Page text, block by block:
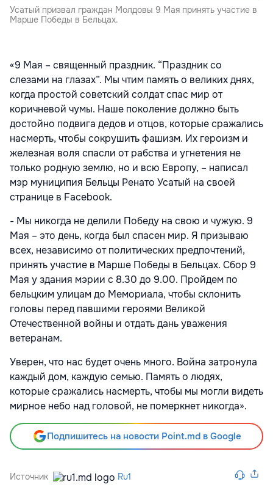
Усатый призвал граждан Молдовы 9 Мая принять участие в
Марше Победы в Бельцах.
«9 Мая – священный праздник. “Праздник со
слезами на глазах”. Мы чтим память о великих днях,
когда простой советский солдат спас мир от
коричневой чумы. Наше поколение должно быть
достойно подвига дедов и отцов, которые сражались
насмерть, чтобы сокрушить фашизм. Их героизм и
железная воля спасли от рабства и угнетения не
только родную землю, но и всю Европу, – написал
мэр муниципия Бельцы Ренато Усатый на своей
странице в Facebook.
- Мы никогда не делили Победу на свою и чужую. 9
Мая – это день, когда был спасен мир. Я призываю
всех, независимо от политических предпочтений,
принять участие в Марше Победы в Бельцах. Сбор 9
Мая у здания мэрии с 8.30 до 9.00. Пройдем по
бельцким улицам до Мемориала, чтобы склонить
головы перед павшими героями Великой
Отечественной войны и отдать дань уважения
ветеранам.
Уверен, что нас будет очень много. Война затронула
каждый дом, каждую семью. Память о людях,
которые сражались насмерть, чтобы мы могли видеть
мирное небо над головой, не померкнет никогда».
Подпишитесь на новости Point.md в Google
Источник Ru1